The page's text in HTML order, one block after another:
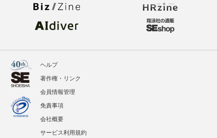
ヘルプ
著作権・リンク
会員情報管理
免責事項
会社概要
サービス利用規約